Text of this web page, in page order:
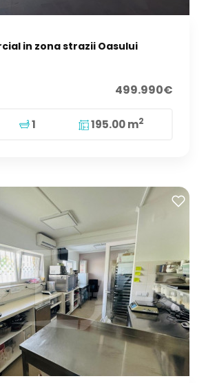
in zona strazii Oasului
499.990€
1 195.00 m2